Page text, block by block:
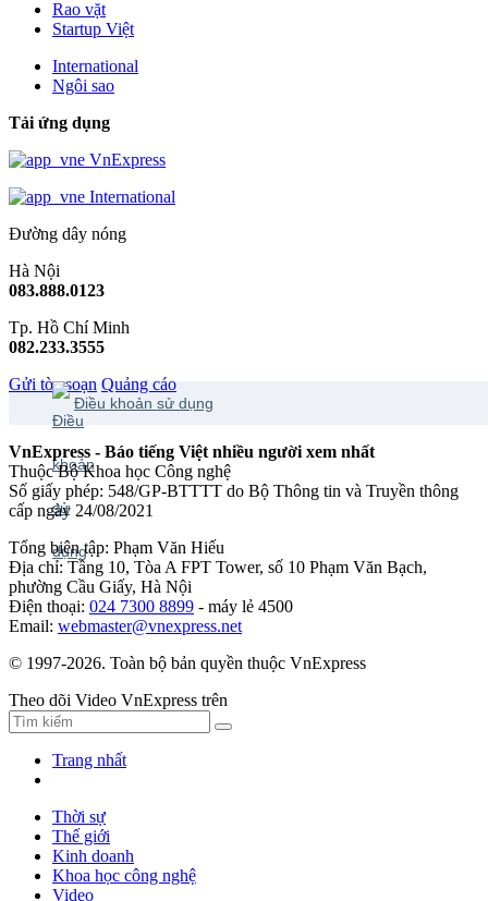
Rao vặt
Startup Việt
International
Ngôi sao
Tải ứng dụng
VnExpress
International
Đường dây nóng
Hà Nội
083.888.0123
Tp. Hồ Chí Minh
082.233.3555
Gửi tòa soạn Quảng cáo
Điều khoản sử dụng
VnExpress - Báo tiếng Việt nhiều người xem nhất
Thuộc Bộ Khoa học Công nghệ
Số giấy phép: 548/GP-BTTTT do Bộ Thông tin và Truyền thông
cấp ngày 24/08/2021
Tổng biên tập: Phạm Văn Hiếu
Địa chỉ: Tầng 10, Tòa A FPT Tower, số 10 Phạm Văn Bạch,
phường Cầu Giấy, Hà Nội
Điện thoại: 024 7300 8899 - máy lẻ 4500
Email: webmaster@vnexpress.net
© 1997-2026. Toàn bộ bản quyền thuộc VnExpress
Theo dõi Video VnExpress trên
Trang nhất
Thời sự
Thế giới
Kinh doanh
Khoa học công nghệ
Video